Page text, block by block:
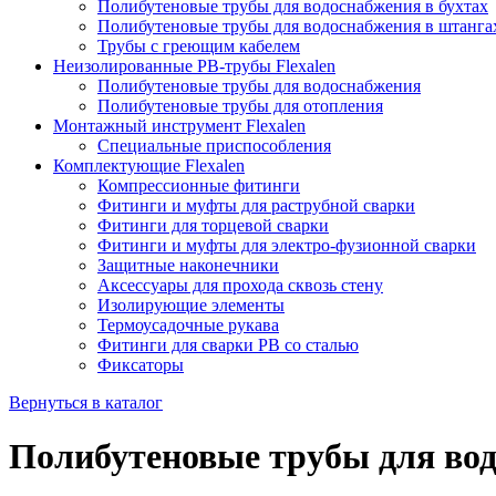
Полибутеновые трубы для водоснабжения в бухтах
Полибутеновые трубы для водоснабжения в
Трубы с греющим кабелем
Неизолированные PB-трубы Flexalen
Полибутеновые трубы для водоснабжения
Полибутеновые трубы для отопления
Монтажный инструмент Flexalen
Специальные приспособления
Комплектующие Flexalen
Компрессионные фитинги
Фитинги и муфты для раструбной сварки
Фитинги для торцевой сварки
Фитинги и муфты для электро-фузионной сварки
Защитные наконечники
Аксессуары для прохода сквозь стену
Изолирующие элементы
Термоусадочные рукава
Фитинги для сварки PB со сталью
Фиксаторы
Вернуться в каталог
Полибутеновые трубы для